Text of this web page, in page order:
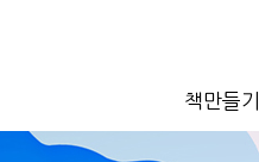
책만들기